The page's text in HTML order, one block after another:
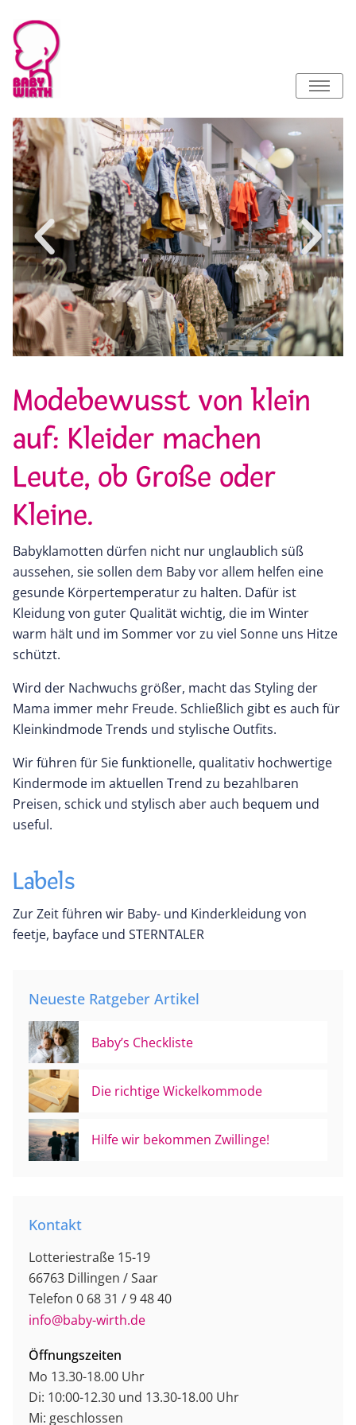
Modebewusst von klein
auf: Kleider machen
Leute, ob Große oder
Kleine.
Babyklamotten dürfen nicht nur unglaublich süß
aussehen, sie sollen dem Baby vor allem helfen eine
gesunde Körpertemperatur zu halten. Dafür ist
Kleidung von guter Qualität wichtig, die im Winter
warm hält und im Sommer vor zu viel Sonne uns Hitze
schützt.
Wird der Nachwuchs größer, macht das Styling der
Mama immer mehr Freude. Schließlich gibt es auch für
Kleinkindmode Trends und stylische Outfits.
Wir führen für Sie funktionelle, qualitativ hochwertige
Kindermode im aktuellen Trend zu bezahlbaren
Preisen, schick und stylisch aber auch bequem und
useful.
Labels
Zur Zeit führen wir Baby- und Kinderkleidung von
feetje, bayface und STERNTALER
Neueste Ratgeber Artikel
Baby’s Checkliste
Die richtige Wickelkommode
Hilfe wir bekommen Zwillinge!
Kontakt
Lotteriestraße 15-19
66763 Dillingen / Saar
Telefon 0 68 31 / 9 48 40
info@baby-wirth.de
Öffnungszeiten
Mo 13.30-18.00 Uhr
Di: 10:00-12.30 und 13.30-18.00 Uhr
Mi: geschlossen